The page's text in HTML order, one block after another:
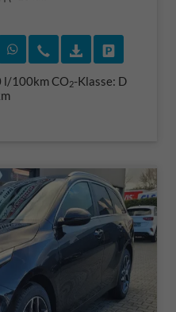
Rückruf vereinbaren
Wir rufen Sie an
l/100kmCO2-Klasse: D